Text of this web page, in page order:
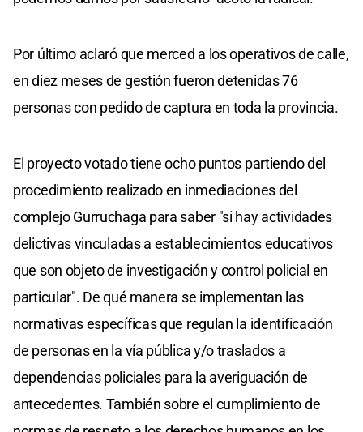
Por último aclaró que merced a los operativos de calle,
en diez meses de gestión fueron detenidas 76
personas con pedido de captura en toda la provincia.
El proyecto votado tiene ocho puntos partiendo del
procedimiento realizado en inmediaciones del
complejo Gurruchaga para saber "si hay actividades
delictivas vinculadas a establecimientos educativos
que son objeto de investigación y control policial en
particular". De qué manera se implementan las
normativas específicas que regulan la identificación
de personas en la vía pública y/o traslados a
dependencias policiales para la averiguación de
antecedentes. También sobre el cumplimiento de